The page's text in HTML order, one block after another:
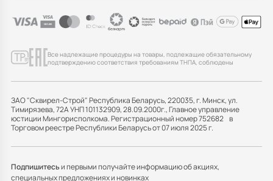
Все надлежащие процедуры на товары, подлежащие обязательному
подтверждению соответствия требованиям ТНПА, соблюдены
ЗАО "Сквирел-Строй" Республика Беларусь, 220035, г. Минск, ул.
Тимирязева, 72А УНП 101132909, 28.09.2000г., Главное управление
юстиции Мингорисполкома. Регистрационный номер 752682 в
Торговом реестре Республики Беларусь от 07 июля 2025 г.
Подпишитесьи первыми получайте информацию об акциях,
специальных предложениях и новинках